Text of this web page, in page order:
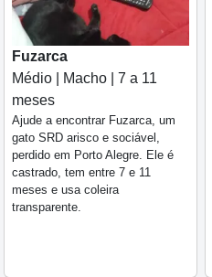
Fuzarca
Médio | Macho | 7 a 11
meses
Ajude a encontrar Fuzarca, um
gato SRD arisco e sociável,
perdido em Porto Alegre. Ele é
castrado, tem entre 7 e 11
meses e usa coleira
transparente.